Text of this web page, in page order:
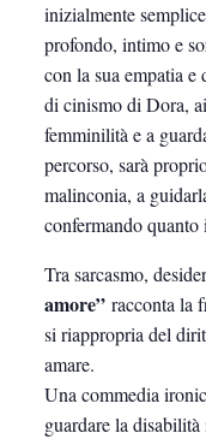
inizialmente
profondo, intimo e
con la sua empatia
di cinismo di Dora,
femminilità e a
percorso, sarà
malinconia, a
confermando
Tra sarcasmo,
amore”racconta la
si riappropria del
amare.
Una commedia
guardare la